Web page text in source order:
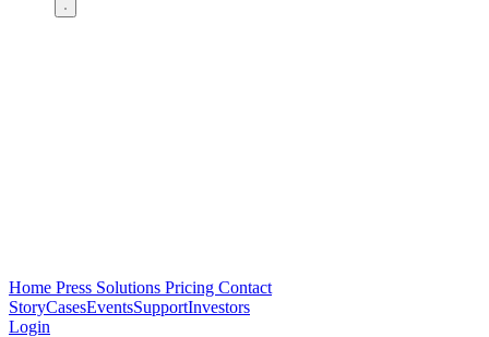
Home Press Solutions Pricing Contact
StoryCasesEventsSupportInvestors
Login